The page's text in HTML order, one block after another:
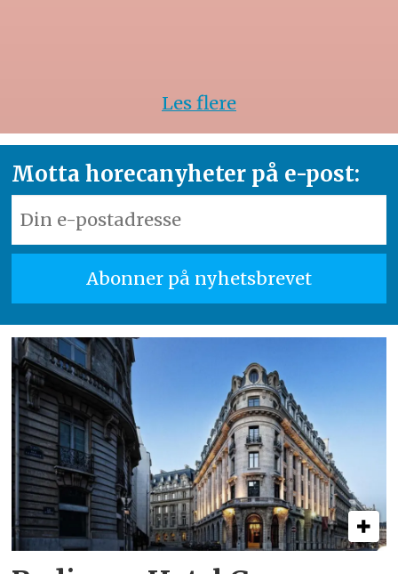
Les flere
Motta horecanyheter på e-post: